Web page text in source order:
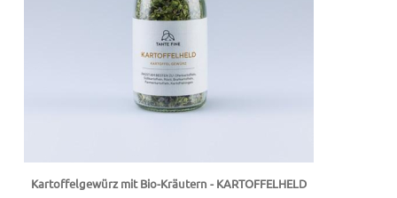
Kartoffelgewürz mit Bio-Kräutern - KARTOFFELHELD